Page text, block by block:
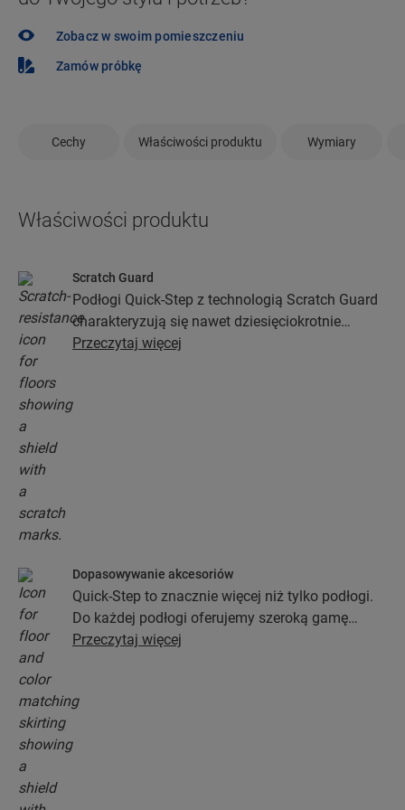
Zobacz w swoim pomieszczeniu
Zamów próbkę
Cechy Właściwości produktu Wymiary
Właściwości produktu
Scratch Guard
Podłogi Quick-Step z technologią Scratch Guard
charakteryzują się nawet dziesięciokrotnie
większą odpornością na zarysowania niż podłogi
Przeczytaj więcej
Dopasowywanie akcesoriów
Quick-Step to znacznie więcej niż tylko podłogi.
Do każdej podłogi oferujemy szeroką gamę
akcesoriów włącznie z podkładami, profilami
do koloru wybranej podłogi.
Przeczytaj więcej